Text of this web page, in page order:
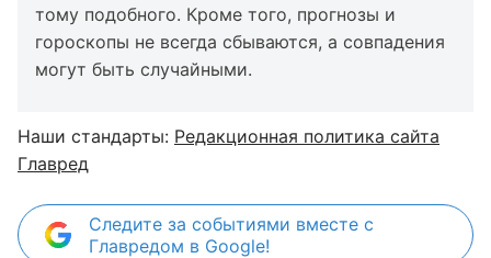
тому подобного. Кроме того, прогнозы и
гороскопы не всегда сбываются, а совпадения
могут быть случайными.
Наши стандарты: Редакционная политика сайта
Главред
Следите за событиями вместе с
Главредом в Google!